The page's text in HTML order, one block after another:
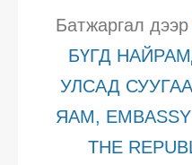
Батжаргал дээр
БҮГД
УЛСАД
ЯАМ,
THE